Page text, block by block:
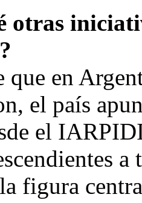
otras
que en
el país
el
a
figura